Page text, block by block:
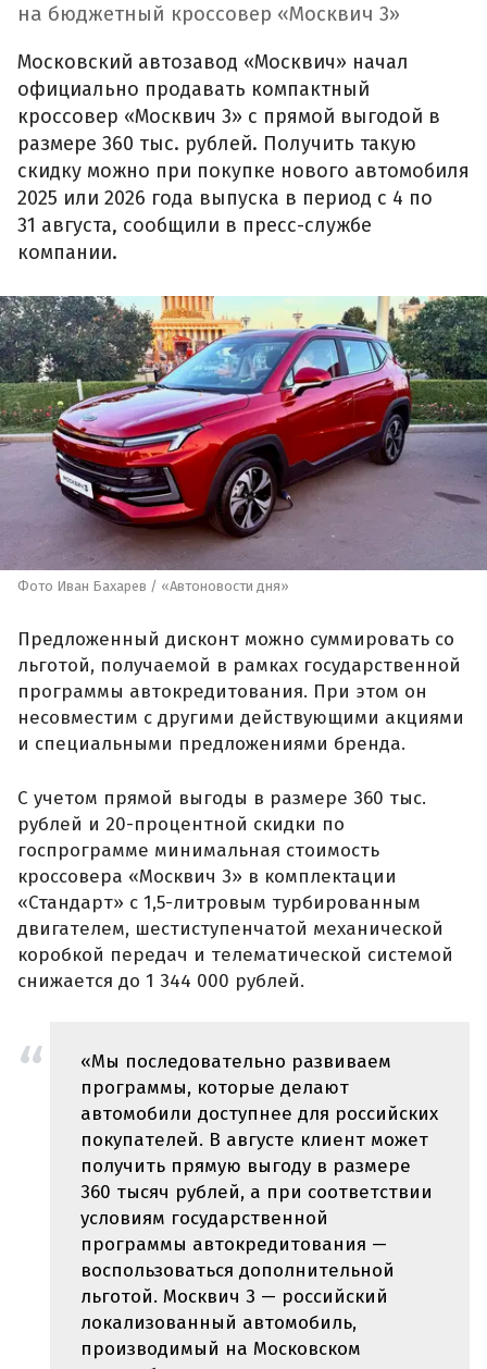
на бюджетный кроссовер «Москвич 3»
Московский автозавод «Москвич» начал
официально продавать компактный
кроссовер «Москвич 3» с прямой выгодой в
размере 360 тыс. рублей. Получить такую
скидку можно при покупке нового автомобиля
2025 или 2026 года выпуска в период с 4 по
31 августа, сообщили в пресс-службе
компании.
Фото Иван Бахарев / «Автоновости дня»
Предложенный дисконт можно суммировать со
льготой, получаемой в рамках государственной
программы автокредитования. При этом он
несовместим с другими действующими акциями
и специальными предложениями бренда.
С учетом прямой выгоды в размере 360 тыс.
рублей и 20-процентной скидки по
госпрограмме минимальная стоимость
кроссовера «Москвич 3» в комплектации
«Стандарт» с 1,5-литровым турбированным
двигателем, шестиступенчатой механической
коробкой передач и телематической системой
снижается до 1 344 000 рублей.
«Мы последовательно развиваем
программы, которые делают
автомобили доступнее для российских
покупателей. В августе клиент может
получить прямую выгоду в размере
360 тысяч рублей, а при соответствии
условиям государственной
программы автокредитования —
воспользоваться дополнительной
льготой. Москвич 3 — российский
локализованный автомобиль,
производимый на Московском